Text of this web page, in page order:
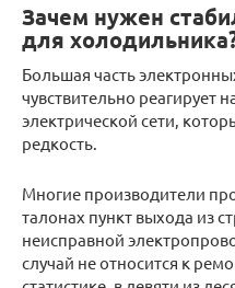
Зачем нужен
для
Большая часть
чувствительно реагирует
электрической сети,
редкость.
Многие производители
талонах пункт выхода из
неисправной
случай не относится к